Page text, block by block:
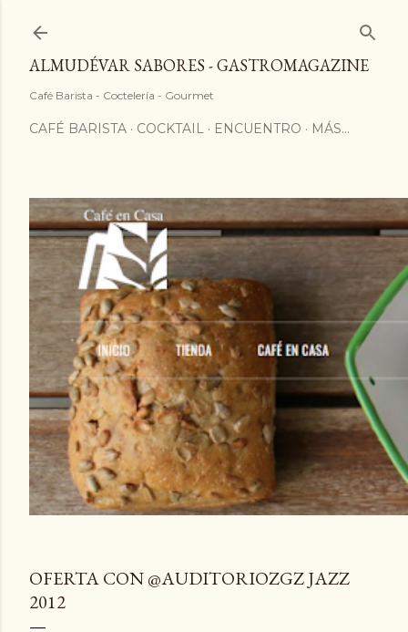
ALMUDÉVAR SABORES - GASTROMAGAZINE
Café Barista - Coctelería - Gourmet
CAFÉ BARISTA COCKTAIL ENCUENTRO MÁS…
OFERTA CON @AUDITORIOZGZ JAZZ
2012